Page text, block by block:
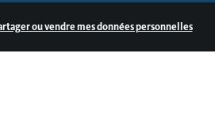
ou vendre mes données personnelles